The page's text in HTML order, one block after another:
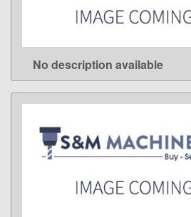
LEARN MORE
No description available